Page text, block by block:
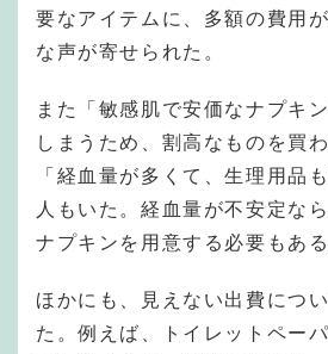
要なアイテムに、多額の費用
な声が寄せられた。
また「敏感肌で安価なナプキ
しまうため、割高なものを買
「経血量が多くて、生理用品
人もいた。経血量が不安定な
ナプキンを用意する必要もある
ほかにも、見えない出費につ
た。例えば、トイレットペー